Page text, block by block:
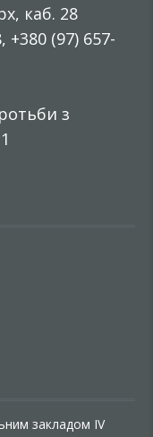
каб. 28
+380 (97) 657-
з
закладом IV